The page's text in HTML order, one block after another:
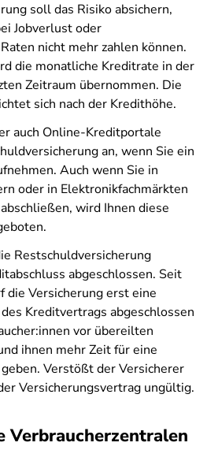
soll das Risiko absichern,
Jobverlust oder
nicht mehr zahlen können.
die monatliche Kreditrate in der
Zeitraum übernommen. Die
sich nach der Kredithöhe.
auch Online-Kreditportale
an, wenn Sie ein
Auch wenn Sie in
oder in Elektronikfachmärkten
wird Ihnen diese
Restschuldversicherung
abgeschlossen. Seit
die Versicherung erst eine
Kreditvertrags abgeschlossen
vor übereilten
ihnen mehr Zeit für eine
Verstößt der Versicherer
Versicherungsvertrag ungültig.
Verbraucherzentralen